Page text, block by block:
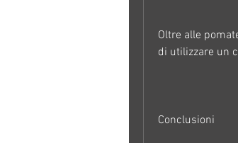
Oltre alle
di utilizzare un
Conclusioni